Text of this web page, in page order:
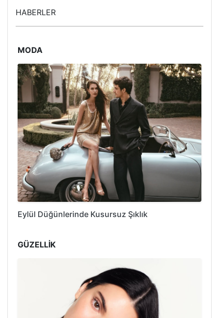
HABERLER
MODA
Eylül Düğünlerinde Kusursuz Şıklık
GÜZELLİK